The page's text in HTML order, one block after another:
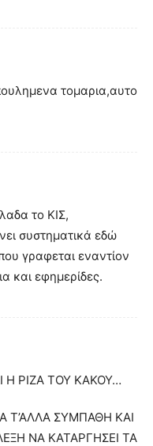
τομαρια,αυτο
το ΚΙΣ,
συστηματικά εδώ
γραφεται εναντίον
και εφημερίδες.
H ΡIZA TOY KAKOY…
Τ’ΑΛΛΑ ΣΥΜΠΑΘΗ ΚΑΙ
ΝΑ ΚΑΤΑΡΓΗΣΕΙ ΤΑ